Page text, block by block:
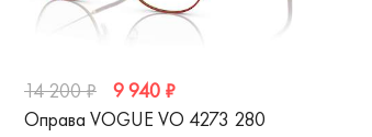
14 200 ₽
9 940 ₽
Оправа VOGUE VO 4273 280